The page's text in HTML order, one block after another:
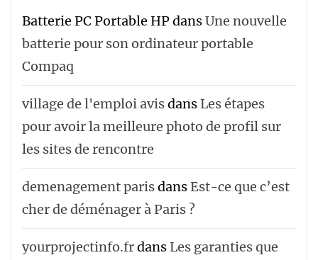
Batterie PC Portable HPdansUne nouvelle
batterie pour son ordinateur portable
Compaq
village de l'emploi avisdans Les étapes
pour avoir la meilleure photo de profil sur
les sites de rencontre
demenagement parisdansEst-ce que c’est
cher de déménager à Paris ?
yourprojectinfo.frdans Les garanties que